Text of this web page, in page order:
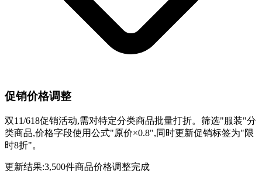
促销价格调整
双11/618促销活动,需对特定分类商品批量打折。筛选"服装"分
类商品,价格字段使用公式"原价×0.8",同时更新促销标签为"限
时8折"。
更新结果:3,500件商品价格调整完成